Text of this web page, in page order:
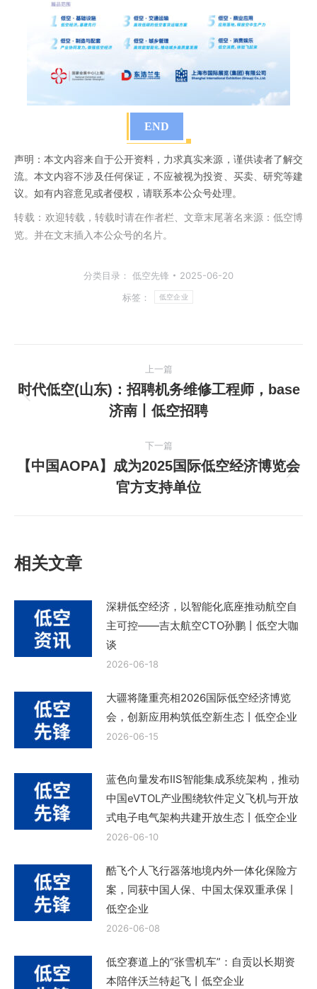
END
声明：本文内容来自于公开资料，力求真实来源，谨供读者了解交
流。本文内容不涉及任何保证，不应被视为投资、买卖、研究等建
议。如有内容意见或者侵权，请联系本公众号处理。
转载： 欢迎转载，转载时请在作者栏、文章末尾著名来源：低空博
览。并在文末插入本公众号的名片。
分类目录： 低空先锋
2025-06-20
标签：
低空企业
章
航
上一篇
上
一
篇
文
章：
时代低空(山东)：招聘机务维修工程师，base
济南丨低空招聘
下一篇
下
一
【中国AOPA】成为2025国际低空经济博览会
官方支持单位
相关文章
深耕低空经济，以智能化底座推动航空自
主可控——吉太航空CTO孙鹏丨低空大咖
谈
2026-06-18
大疆将隆重亮相2026国际低空经济博览
会，创新应用构筑低空新生态丨低空企业
2026-06-15
蓝色向量发布IIS智能集成系统架构，推动
中国eVTOL产业围绕软件定义飞机与开放
式电子电气架构共建开放生态丨低空企业
2026-06-10
酷飞个人飞行器落地境内外一体化保险方
案，同获中国人保、中国太保双重承保丨
低空企业
2026-06-08
低空赛道上的“张雪机车”：自贡以长期资
本陪伴沃兰特起飞丨低空企业